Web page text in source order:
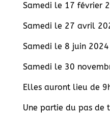
Samedi le 17 février
Samedi le 27 avril
Samedi le 8 juin 2024
Samedi le 30
Elles auront lieu de
Une partie du pas de